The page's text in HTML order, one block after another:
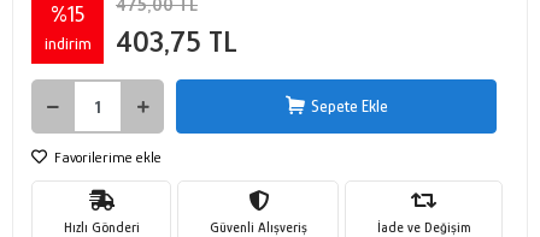
%15
indirim
475,00 TL
403,75 TL
Sepete Ekle
Favorilerime ekle
Hızlı Gönderi Güvenli Alışveriş İade ve Değişim